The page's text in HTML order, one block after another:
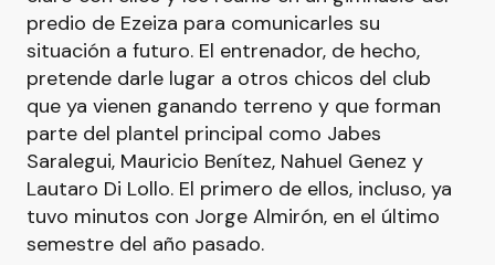
predio de Ezeiza para comunicarles su
situación a futuro. El entrenador, de hecho,
pretende darle lugar a otros chicos del club
que ya vienen ganando terreno y que forman
parte del plantel principal como Jabes
Saralegui, Mauricio Benítez, Nahuel Genez y
Lautaro Di Lollo. El primero de ellos, incluso, ya
tuvo minutos con Jorge Almirón, en el último
semestre del año pasado.